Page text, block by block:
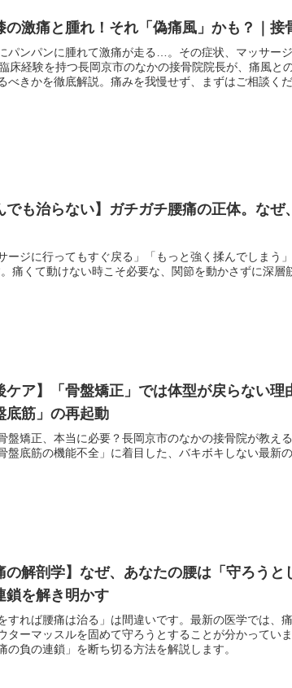
の激痛と腫れ！それ「偽痛風」かも？｜
パンパンに腫れて激痛が走る…。その症状、マッサー
床経験を持つ長岡京市のなかの接骨院院長が、痛風と
べきかを徹底解説。痛みを我慢せず、まずはご相談くだ
でも治らない】ガチガチ腰痛の正体。な
サージに行ってもすぐ戻る」「もっと強く揉んでしまう
。痛くて動けない時こそ必要な、関節を動かさずに深
ケア】「骨盤矯正」では体型が戻らない
底筋」の再起動
盤矯正、本当に必要？長岡京市のなかの接骨院が教え
盤底筋の機能不全」に着目した、バキボキしない最新
の解剖学】なぜ、あなたの腰は「守ろう
鎖を解き明かす
をすれば腰痛は治る」は間違いです。最新の医学では
ターマッスルを固めて守ろうとすることが分かってい
の負の連鎖」を断ち切る方法を解説します。